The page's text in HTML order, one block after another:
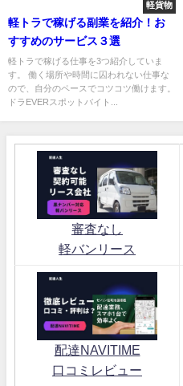
軽貨物
軽トラで稼げる副業を紹介！お
すすめのサービス３選
軽トラで稼げる仕事を3つ紹介していま
す。 働く場所や時間に囚われない仕事な
ので、自分のペースでコツコツ働けます。
ドラEVERスポットバイト...
審査なし
軽バンリース
配達NAVITIME
口コミレビュー